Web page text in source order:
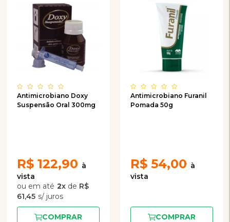
Antimicrobiano Doxy
Suspensão Oral 300mg
R$ 122,90
2x de R$
61,45
COMPRAR
Antimicrobiano Furanil
Pomada 50g
R$ 54,00
COMPRAR